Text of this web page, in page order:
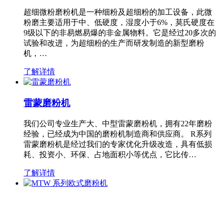
超细微粉磨粉机是一种细粉及超细粉的加工设备，此微
粉磨主要适用于中、低硬度，湿度小于6%，莫氏硬度在
9级以下的非易燃易爆的非金属物料。它是经过20多次的
试验和改进，为超细粉的生产而研发制造的新型磨粉
机，…
了解详情
雷蒙磨粉机
我们公司专业生产大、中型雷蒙磨粉机，拥有22年磨粉
经验，已经成为中国的磨粉机制造商和供应商。 R系列
雷蒙磨粉机是经过我们的专家优化升级改造，具有低损
耗、投资小、环保、占地面积小等优点，它比传…
了解详情